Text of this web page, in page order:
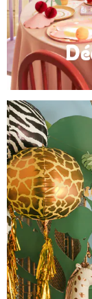
Déco de